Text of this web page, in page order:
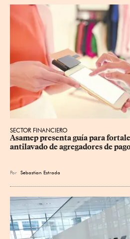
SECTOR FINANCIERO
Asamep presenta guía para
antilavado de agregadores de
Por Sebastian Estrada